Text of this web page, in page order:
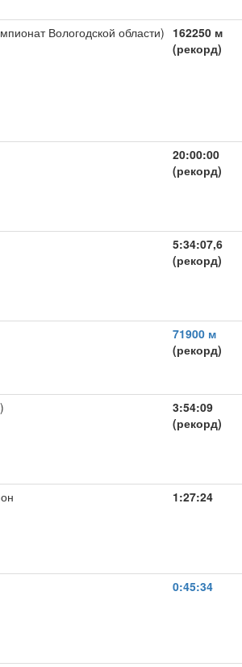
Вологодской области) 162250 м
(рекорд)
20:00:00
(рекорд)
5:34:07,6
(рекорд)
71900 м
(рекорд)
3:54:09
(рекорд)
1:27:24
0:45:34